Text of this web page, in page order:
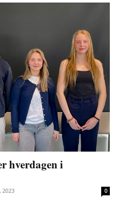
hverdagen i
2023 0